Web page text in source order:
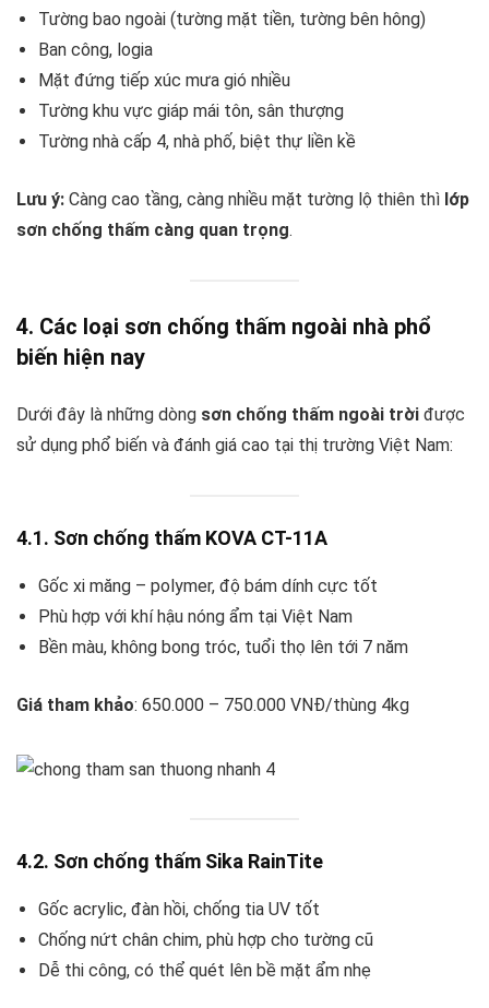
Tường bao ngoài (tường mặt tiền, tường bên hông)
Ban công, logia
Mặt đứng tiếp xúc mưa gió nhiều
Tường khu vực giáp mái tôn, sân thượng
Tường nhà cấp 4, nhà phố, biệt thự liền kề
Lưu ý: Càng cao tầng, càng nhiều mặt tường lộ thiên thì lớp
sơn chống thấm càng quan trọng.
4. Các loại sơn chống thấm ngoài nhà phổ
biến hiện nay
Dưới đây là những dòng sơn chống thấm ngoài trời được
sử dụng phổ biến và đánh giá cao tại thị trường Việt Nam:
4.1. Sơn chống thấm KOVA CT-11A
Gốc xi măng – polymer, độ bám dính cực tốt
Phù hợp với khí hậu nóng ẩm tại Việt Nam
Bền màu, không bong tróc, tuổi thọ lên tới 7 năm
Giá tham khảo: 650.000 – 750.000 VNĐ/thùng 4kg
4.2. Sơn chống thấm Sika RainTite
Gốc acrylic, đàn hồi, chống tia UV tốt
Chống nứt chân chim, phù hợp cho tường cũ
Dễ thi công, có thể quét lên bề mặt ẩm nhẹ